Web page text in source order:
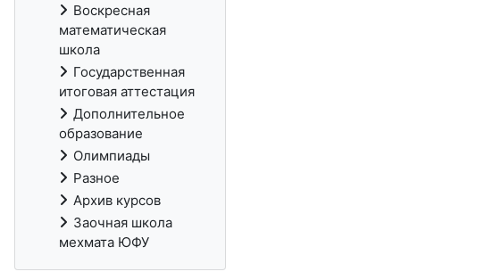
Воскресная
математическая
школа
Государственная
итоговая аттестация
Дополнительное
образование
Олимпиады
Разное
Архив курсов
Заочная школа
мехмата ЮФУ